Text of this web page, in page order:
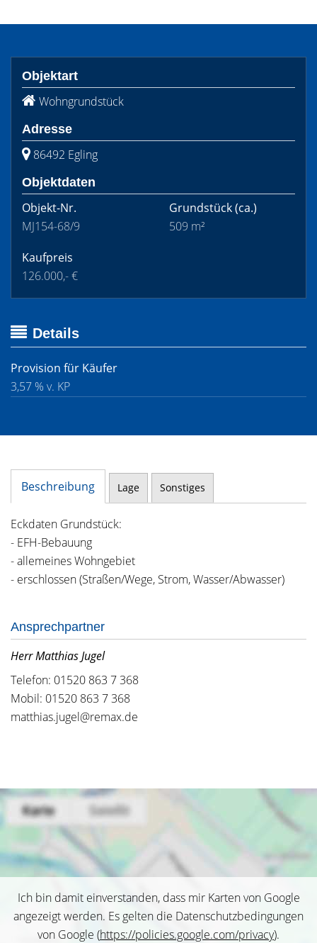
Objektart
Wohngrundstück
Adresse
86492 Egling
Objektdaten
Objekt-Nr.
MJ154-68/9
Grundstück(ca.)
509 m²
Kaufpreis
126.000,- €
Details
Provision für Käufer
3,57 % v. KP
Beschreibung Lage Sonstiges
Eckdaten Grundstück:
- EFH-Bebauung
- allemeines Wohngebiet
- erschlossen (Straßen/Wege, Strom, Wasser/Abwasser)
Ansprechpartner
Herr Matthias Jugel
Telefon: 01520 863 7 368
Mobil: 01520 863 7 368
matthias.jugel@remax.de
Ich bin damit einverstanden, dass mir Karten von Google
angezeigt werden. Es gelten die Datenschutzbedingungen
von Google (https://policies.google.com/privacy).